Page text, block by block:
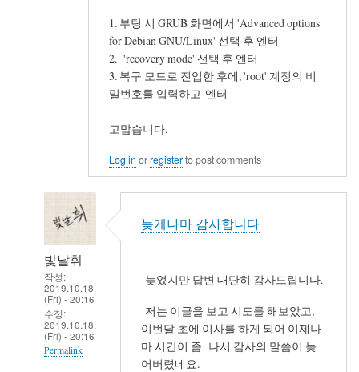
1. 부팅 시 GRUB 화면에서 'Advanced options
for Debian GNU/Linux' 선택 후 엔터
2. 'recovery mode' 선택 후 엔터
3. 복구 모드로 진입한 후에, 'root' 계정의 비
밀번호를 입력하고 엔터
고맙습니다.
Log in orregisterto post comments
빛날휘
작성:
2019.10.18.
(Fri) - 20:16
수정:
2019.10.18.
(Fri) - 20:16
Permalink
늦게나마 감사합니다
늦었지만 답변 대단히 감사드립니다.
저는 이글을 보고 시도를 해보았고,
이번달 초에 이사를 하게 되어 이제나
마 시간이 좀 나서 감사의 말씀이 늦
어버렸네요.